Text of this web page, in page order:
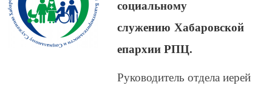
социальному
служению Хабаровской
епархии РПЦ.
Руководитель отдела иерей